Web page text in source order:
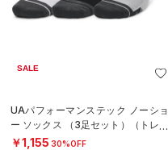
SALE
UAパフォーマンステック ノーショ
ー ソックス （3足セット）（トレー
ニング/UNISEX）
￥1,155 30%OFF